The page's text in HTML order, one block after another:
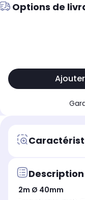
Options de
Description
2m Ø 40mm